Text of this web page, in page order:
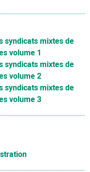
syndicats mixtes de
volume 1
syndicats mixtes de
volume 2
syndicats mixtes de
volume 3